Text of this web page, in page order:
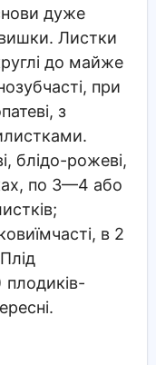
дуже
Листки
до майже
при
з
блідо-рожеві,
по 3—4 або
в 2